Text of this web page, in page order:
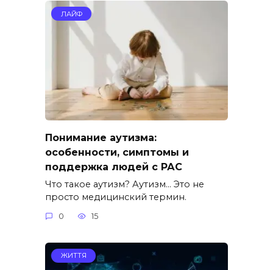
ЛАЙФ
Понимание аутизма:
особенности, симптомы и
поддержка людей с РАС
Что такое аутизм? Аутизм… Это не
просто медицинский термин.
0 15
ЖИТТЯ